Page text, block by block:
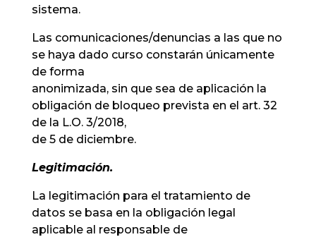
sistema.
Las comunicaciones/denuncias a las que no
se haya dado curso constarán únicamente
de forma
anonimizada, sin que sea de aplicación la
obligación de bloqueo prevista en el art. 32
de la L.O. 3/2018,
de 5 de diciembre.
Legitimación.
La legitimación para el tratamiento de
datos se basa en la obligación legal
aplicable al responsable de